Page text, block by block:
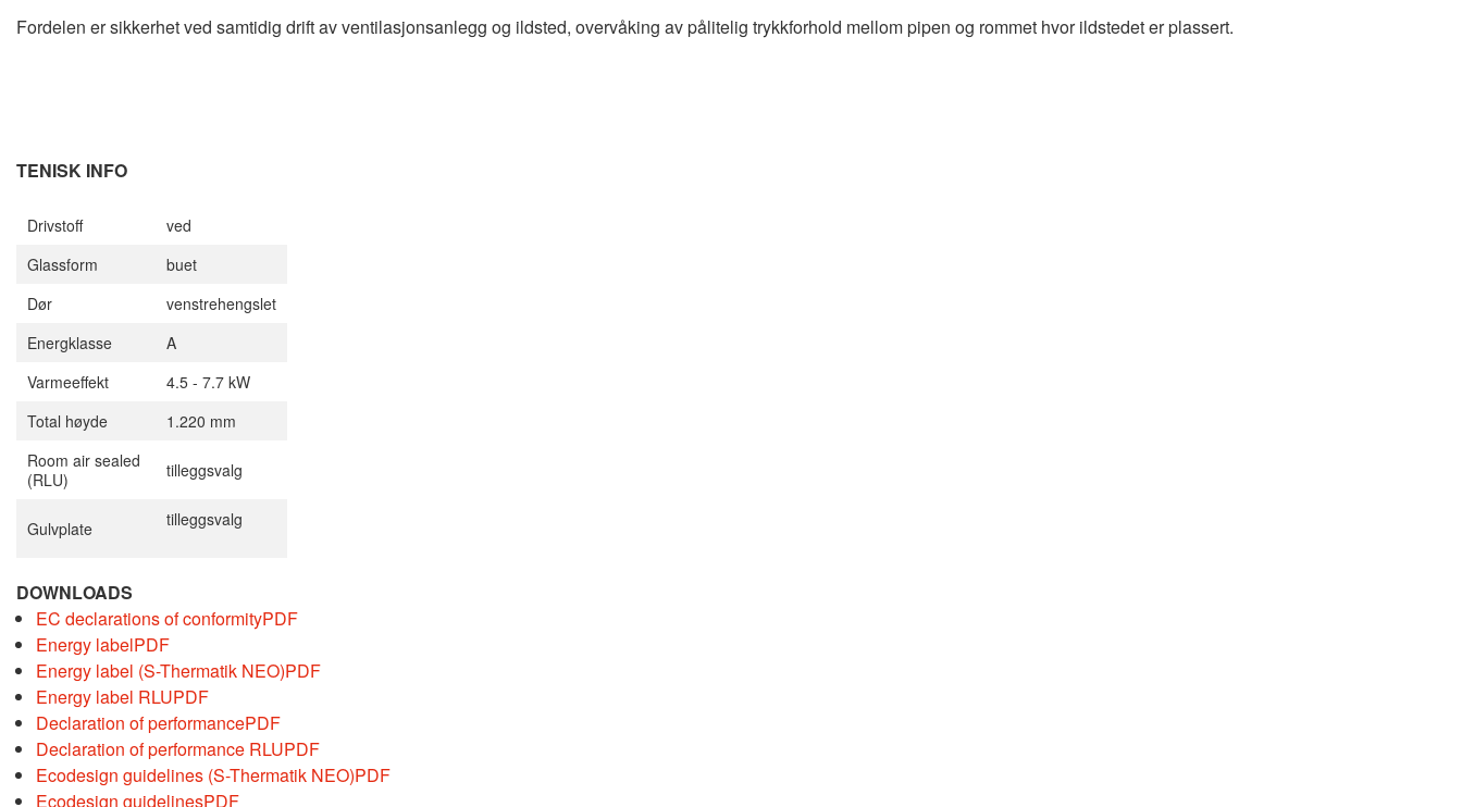
Fordelen er sikkerhet ved samtidig drift av ventilasjonsanlegg og ildsted, overvåking av pålitelig trykkforhold mellom pipen og rommet hvor ildstedet er plassert.
TENISK INFO
Drivstoff
ved
Glassform
buet
Dør
venstrehengslet
Energklasse
A
Varmeeffekt
4.5 - 7.7 kW
Total høyde
1.220 mm
Room air sealed
(RLU)
tilleggsvalg
Gulvplate tilleggsvalg
DOWNLOADS
EC declarations of conformityPDF
Energy labelPDF
Energy label (S-Thermatik NEO)PDF
Energy label RLUPDF
Declaration of performancePDF
Declaration of performance RLUPDF
Ecodesign guidelines (S-Thermatik NEO)PDF
Ecodesign guidelinesPDF